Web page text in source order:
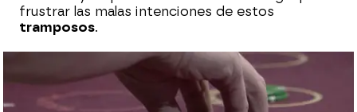
frustrar las malas intenciones de estos
tramposos.